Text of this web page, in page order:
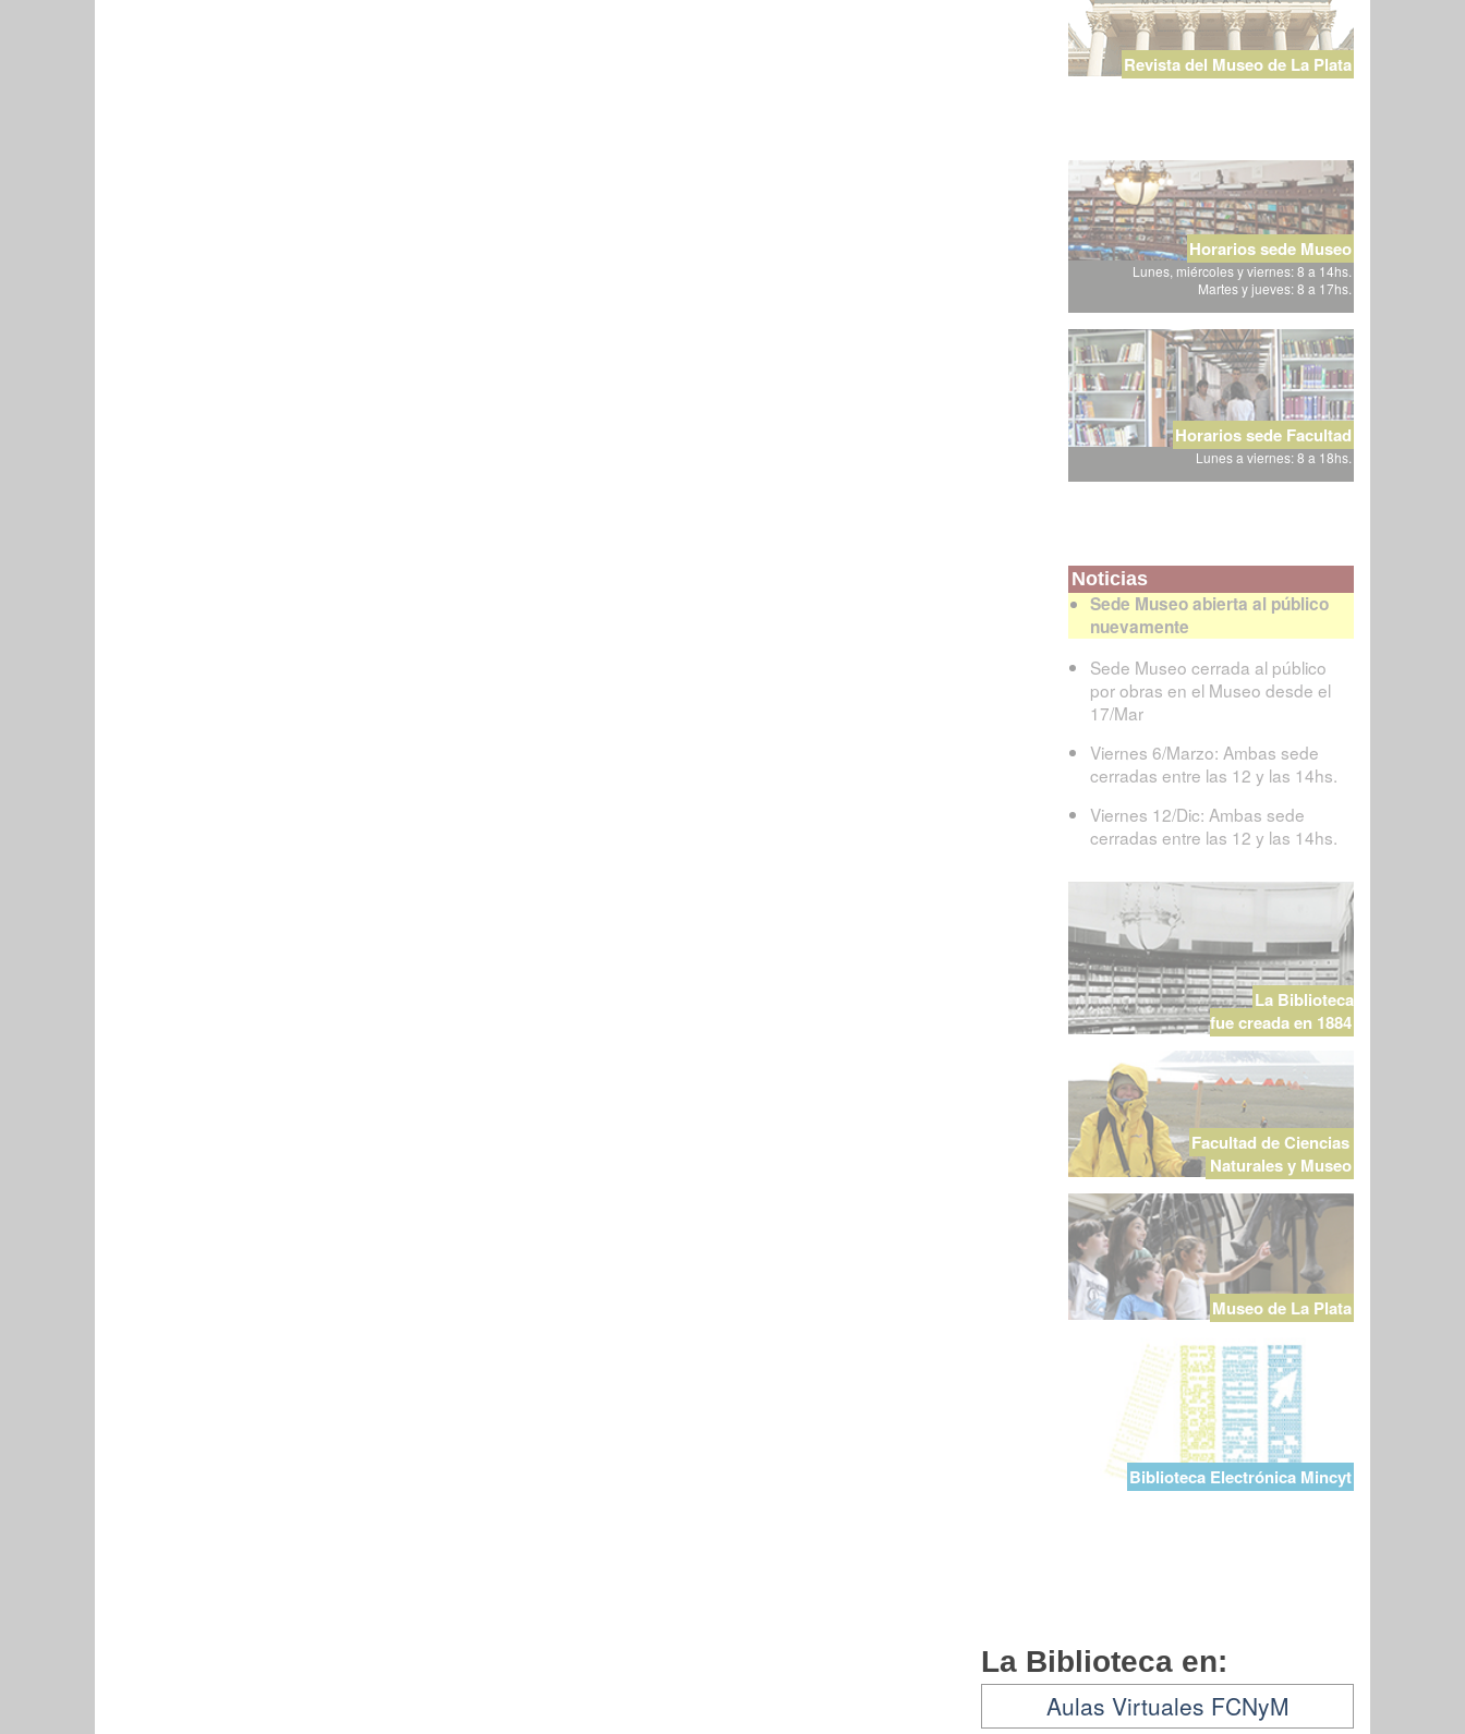
Revista del Museo de La Plata
Horarios sede Museo
Lunes, miércoles y viernes: 8 a 14hs.
Martes y jueves: 8 a 17hs.
Horarios sede Facultad
Lunes a viernes: 8 a 18hs.
Noticias
Sede Museo abierta al público
nuevamente
Sede Museo cerrada al público
por obras en el Museo desde el
17/Mar
Viernes 6/Marzo: Ambas sede
cerradas entre las 12 y las 14hs.
Viernes 12/Dic: Ambas sede
cerradas entre las 12 y las 14hs.
La Biblioteca
fue creada en 1884
Facultad de Ciencias
Naturales y Museo
Museo de La Plata
Biblioteca Electrónica Mincyt
La Biblioteca en:
Aulas Virtuales FCNyM